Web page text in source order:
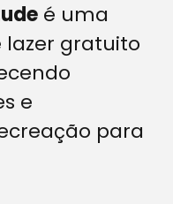
é uma
lazer gratuito
e
para